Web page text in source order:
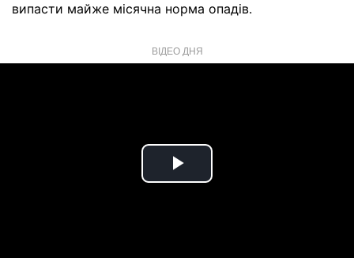
випасти майже місячна норма опадів.
ВІДЕО ДНЯ
Play